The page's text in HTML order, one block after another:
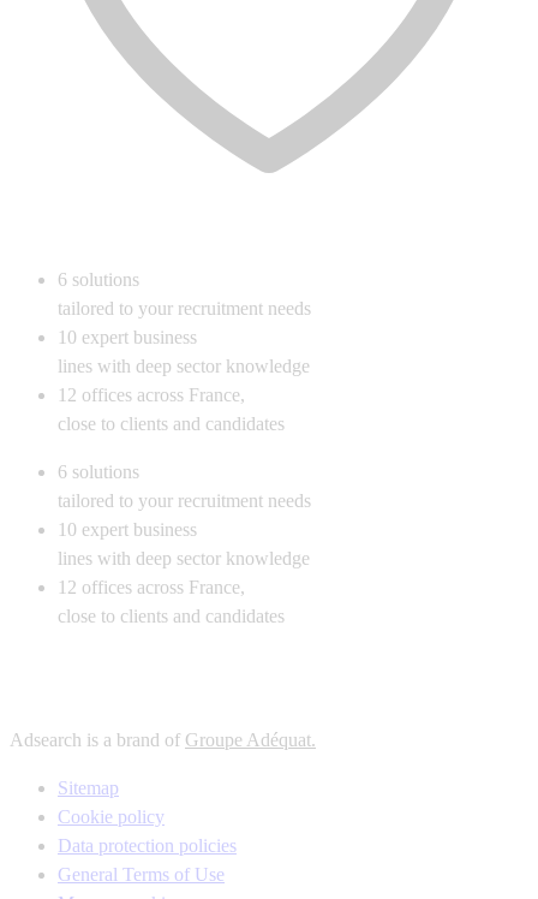
6 solutions
tailored to your recruitment needs
10 expert business
lines with deep sector knowledge
12 offices across France,
close to clients and candidates
6 solutions
tailored to your recruitment needs
10 expert business
lines with deep sector knowledge
12 offices across France,
close to clients and candidates
Adsearch is a brand of Groupe Adéquat.
Sitemap
Cookie policy
Data protection policies
General Terms of Use